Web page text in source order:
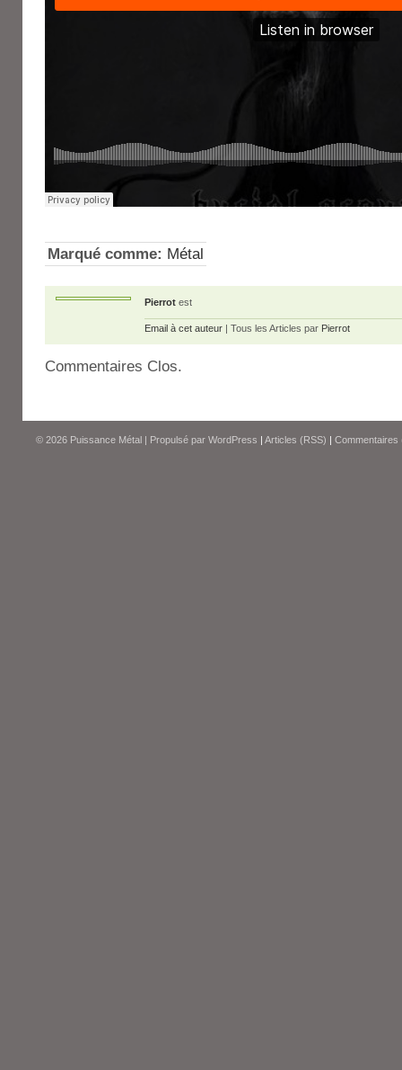
Marqué comme: Métal
Pierrot est
Email à cet auteur | Tous les Articles par Pierrot
Commentaires Clos.
© 2026 Puissance Métal | Propulsé par WordPress | Articles (RSS) | Commentaires